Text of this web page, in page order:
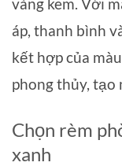
áp, thanh bình
kết hợp của
phong thủy, tạo
Chọn rèm
xanh